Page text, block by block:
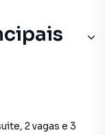
2 vagas e 3